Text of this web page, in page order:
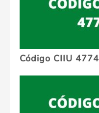
Código CIIU 4774